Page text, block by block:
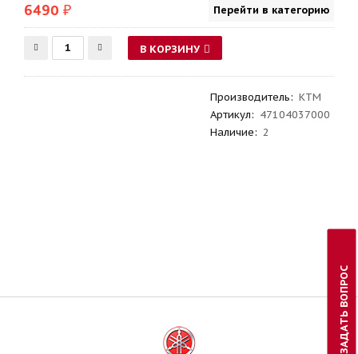
6490 ₽ Перейти в категорию
В КОРЗИНУ
Производитель: KTM
Артикул: 47104037000
Наличие: 2
ЗАДАТЬ ВОПРОС